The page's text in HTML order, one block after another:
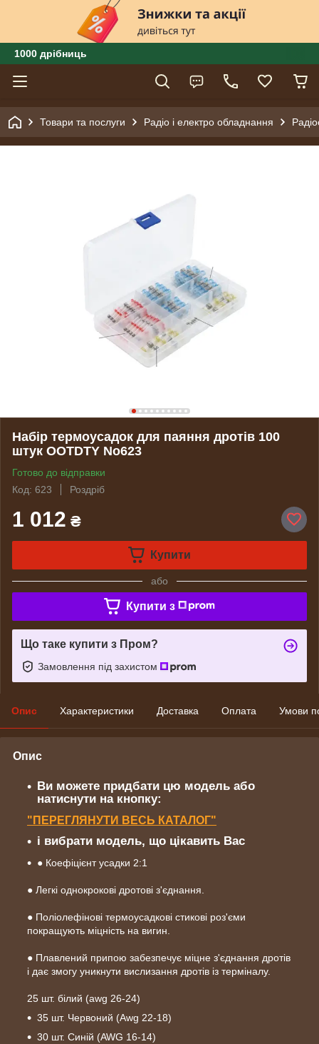
1000 дрібниць
Товари та послуги Радіо і електро обладнання
Набір термоусадок для паяння дротів 100
штук OOTDTY No623
Готово до відправки
Код: 623
Роздріб
1 012 ₴
Купити
або
Купити з
Що таке купити з Пром?
Замовлення під захистом
Опис Характеристики Доставка Оплата Умови
Опис
Ви можете придбати цю модель або
натиснути на кнопку:
"ПЕРЕГЛЯНУТИ ВЕСЬ КАТАЛОГ"
і вибрати модель, що цікавить Вас
● Коефіцієнт усадки 2:1
● Легкі однокрокові дротові з'єднання.
● Поліолефінові термоусадкові стикові роз'єми
покращують міцність на вигин.
● Плавлений припою забезпечує міцне з'єднання дротів
і дає змогу уникнути вислизання дротів із терміналу.
25 шт. білий (awg 26-24)
35 шт. Червоний (Awg 22-18)
30 шт. Синій (AWG 16-14)